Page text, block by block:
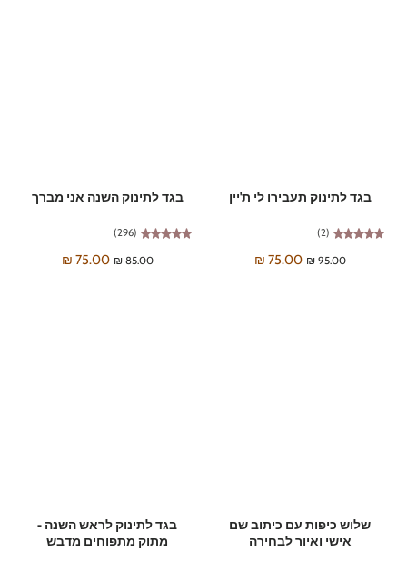
בגד לתינוק תעבירו לי ת'יין
(2)
95.00 ₪
75.00 ₪
בגד לתינוק השנה אני מברך
(296)
85.00 ₪
75.00 ₪
שלוש כיפות עם כיתוב שם
אישי ואיור לבחירה
בגד לתינוק לראש השנה -
מתוק מתפוחים מדבש